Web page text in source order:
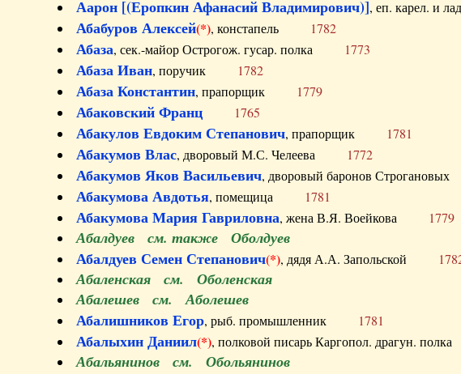
Аарон [(Еропкин Афанасий Владимирович)], еп. карел. и
Абабуров Алексей(*), констапель 1782
Абаза, сек.-майор Острогож. гусар. полка 1773
Абаза Иван, поручик 1782
Абаза Константин, прапорщик 1779
Абаковский Франц 1765
Абакулов Евдоким Степанович, прапорщик 1781
Абакумов Влас, дворовый М.С. Челеева 1772
Абакумов Яков Васильевич, дворовый баронов
Абакумова Авдотья, помещица 1781
Абакумова Мария Гавриловна, жена В.Я. Воейкова 1779
Абалдуев см. также Оболдуев
Абалдуев Семен Степанович(*), дядя А.А. Запольской
Абаленская см. Оболенская
Абалешев см. Аболешев
Абалишников Егор, рыб. промышленник 1781
Абалыхин Даниил(*), полковой писарь Каргопол. драгун.
Абальянинов см. Обольянинов